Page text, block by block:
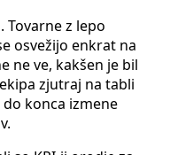
Tovarne z lepo
osvežijo enkrat na
ne ve, kakšen je bil
zjutraj na tabli
konca izmene